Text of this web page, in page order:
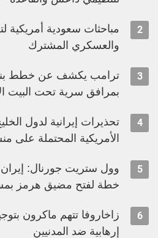
2
مباحثات سعودية أمريكية
والعسكري المشترك
3
ترامب يكشف عن خطط
بمرافق سرية تحت البيت
4
تحذيرات إيرانية لدول
الأمريكية المحتملة على
5
وول ستريت جورنال:
خطة لفتح مضيق هرمز
6
زاخاروفا تتهم ماكرون
إرهابية ضد المدنيين